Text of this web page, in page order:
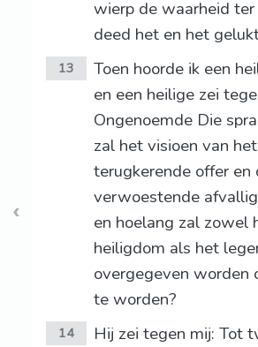
wierp de waarheid ter
deed het en het
13
Toen hoorde ik een
en een heilige zei
Ongenoemde Die
zal het visioen van
terugkerende offer en
verwoestende
en hoelang zal zowel
heiligdom als het
overgegeven worden
te worden?
14
Hij zei tegen mij: Tot